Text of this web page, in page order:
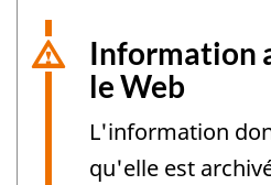
Information
le Web
L'information
qu'elle est